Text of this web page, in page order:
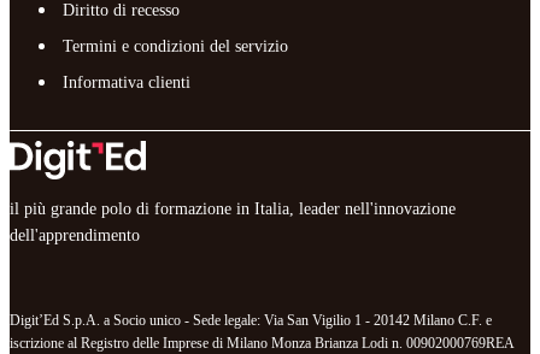
Diritto di recesso
Termini e condizioni del servizio
Informativa clienti
il più grande polo di formazione in Italia, leader nell'innovazione
dell'apprendimento
Digit’Ed S.p.A. a Socio unico - Sede legale: Via San Vigilio 1 - 20142 Milano C.F. e
iscrizione al Registro delle Imprese di Milano Monza Brianza Lodi n. 00902000769REA